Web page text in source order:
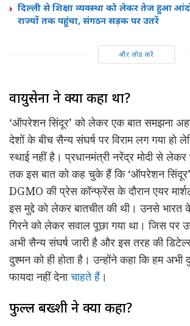
दिल्ली से शिक्षा व्यवस्था को लेकर तेज हुआ
राज्यों तक पहुंचा, संगठन सड़क पर उतरें
और लोड करें
वायुसेना ने क्या कहा था?
‘ऑपरेशन सिंदूर’ को लेकर एक बात समझना
देशों के बीच सैन्य संघर्ष पर विराम लग गया हो
स्थाई नहीं है। प्रधानमंत्री नरेंद्र मोदी से लेकर
तक इस बात को कह चुके हैं कि ‘ऑपरेशन सिंदूर’
DGMO की प्रेस कॉन्फ्रेंस के दौरान एयर
इस मुद्दे को लेकर बातचीत की थी। उनसे
गिरने को लेकर सवाल पूछा गया था। जिस पर
अभी सैन्य संघर्ष जारी है और इस तरह की
दुश्मन को ही होता है। उन्होंने कहा कि हम अभी
फायदा नहीं देनाचाहते हैं।
प्रफुल्ल बख्शी ने क्या कहा?